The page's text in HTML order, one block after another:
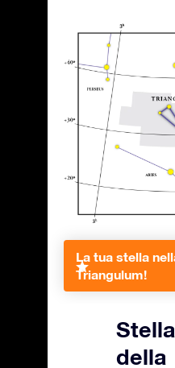
La tua stella
Triangulum!
della